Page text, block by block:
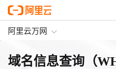
阿里云万网
域名信息查询（